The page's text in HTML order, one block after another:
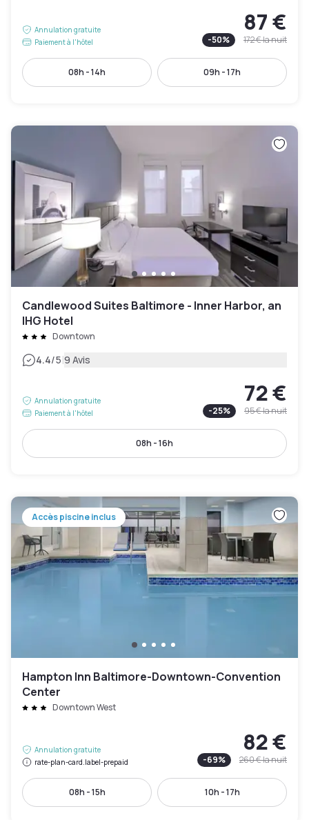
Annulation gratuite
Paiement à l'hôtel
87 €
-50% 172 €la nuit
08h - 14h 09h - 17h
Candlewood Suites Baltimore - Inner Harbor, an
IHG Hotel
Downtown
4.4/5|9 Avis
Annulation gratuite
Paiement à l'hôtel
72 €
-25% 95 €la nuit
08h - 16h
Accès piscine inclus
Hampton Inn Baltimore-Downtown-Convention
Center
Downtown West
Annulation gratuite
rate-plan-card.label-prepaid
82 €
-69% 260 €la nuit
08h - 15h 10h - 17h